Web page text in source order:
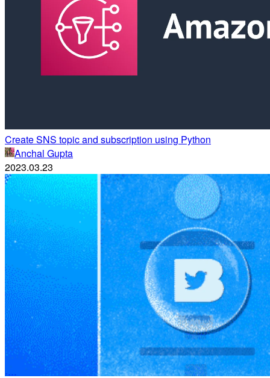
Create SNS topic and subscription using Python
Anchal Gupta
2023.03.23